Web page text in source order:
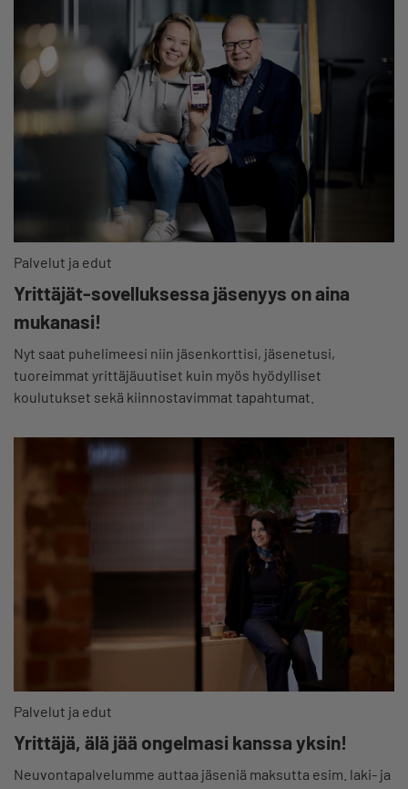
Palvelut ja edut
Yrittäjät-sovelluksessa jäsenyys on aina
mukanasi!
Nyt saat puhelimeesi niin jäsenkorttisi, jäsenetusi,
tuoreimmat yrittäjäuutiset kuin myös hyödylliset
koulutukset sekä kiinnostavimmat tapahtumat.
Palvelut ja edut
Yrittäjä, älä jää ongelmasi kanssa yksin!
Neuvontapalvelumme auttaa jäseniä maksutta esim. laki- ja